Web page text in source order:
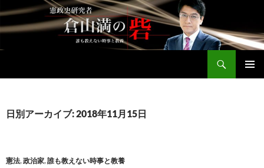
テ
ン
へ
ッ
日別アーカイブ: 2018年11月15日
憲法,政治家,誰も教えない時事と教養